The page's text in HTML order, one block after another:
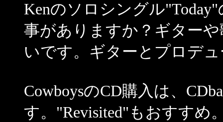
Kenのソロシングル
事がありますか？ギター
いです。ギターとプロデ
CowboysのCD購入は、
す。"Revisited"もおすすめ